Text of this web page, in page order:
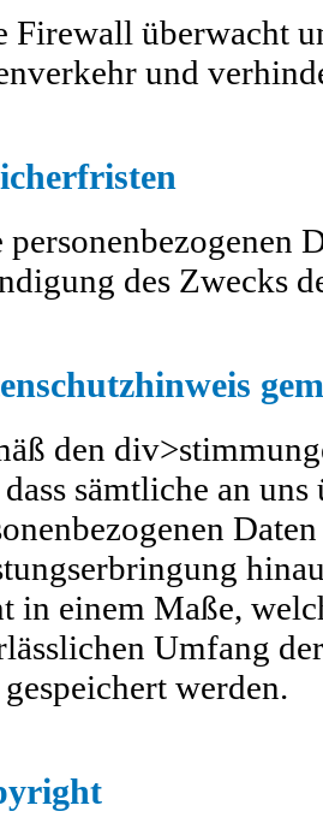
Firewall überwacht
und
des Zwecks
den
sämtliche an
in einem Maße,
Umfang
werden.